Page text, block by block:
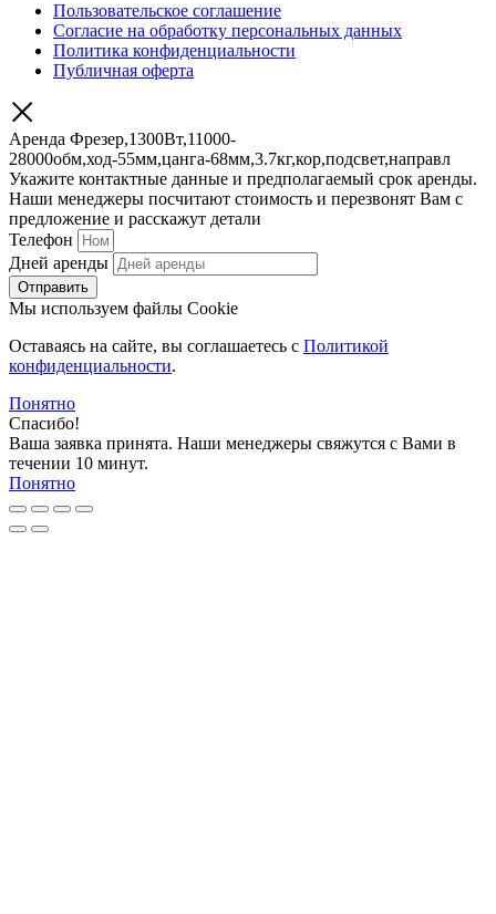
Пользовательское соглашение
Согласие на обработку персональных данных
Политика конфиденциальности
Публичная оферта
Аренда Фрезер,1300Вт,11000-
28000обм,ход-55мм,цанга-68мм,3.7кг,кор,подсвет,направл
Укажите контактные данные и предполагаемый срок аренды.
Наши менеджеры посчитают стоимость и перезвонят Вам с
предложение и расскажут детали
Телефон
Дней аренды
Отправить
Мы используем файлы Cookie
Оставаясь на сайте, вы соглашаетесь c Политикой
конфиденциальности.
Понятно
Спасибо!
Ваша заявка принята. Наши менеджеры свяжутся с Вами в
течении 10 минут.
Понятно